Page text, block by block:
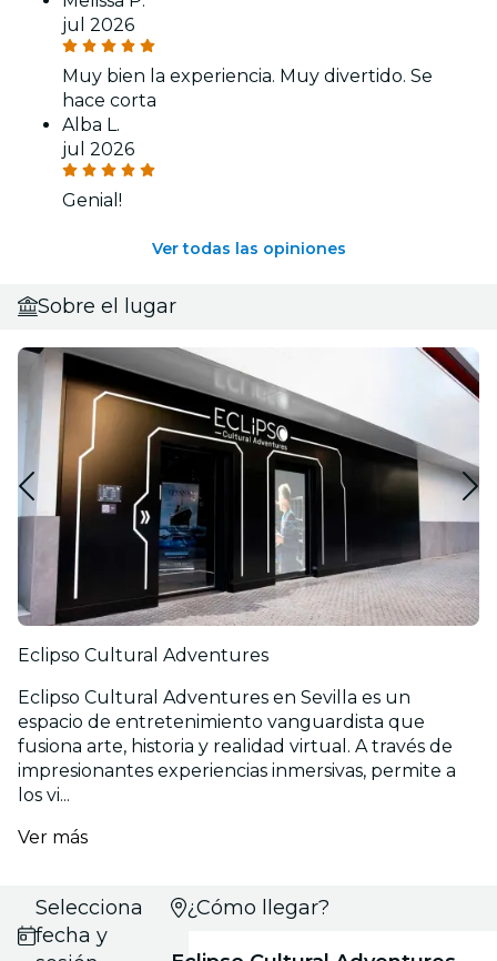
jul 2026
Muy bien la experiencia. Muy divertido. Se
hace corta
Alba L.
jul 2026
Genial!
Ver todas las opiniones
Sobre el lugar
Eclipso Cultural Adventures
Eclipso Cultural Adventures en Sevilla es un
espacio de entretenimiento vanguardista que
fusiona arte, historia y realidad virtual. A través de
impresionantes experiencias inmersivas, permite a
los vi...
Ver más
Selecciona
fecha y
¿Cómo llegar?